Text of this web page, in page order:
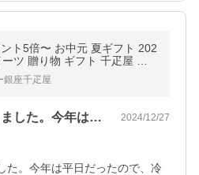
ト5倍〜 お中元 夏ギフト 202
ツ 贈り物 ギフト 千疋屋 パ
千疋屋 送料無料 銀座プチフ
銀座千疋屋
クリスマス用に注文しました。今年は平日… 2024/12/27
た。今年は平日だったので、冷